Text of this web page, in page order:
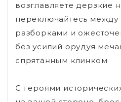
возглавляете дерзкие
переключайтесь
разборками и
без усилий орудуя
спрятанным клинком
С героями